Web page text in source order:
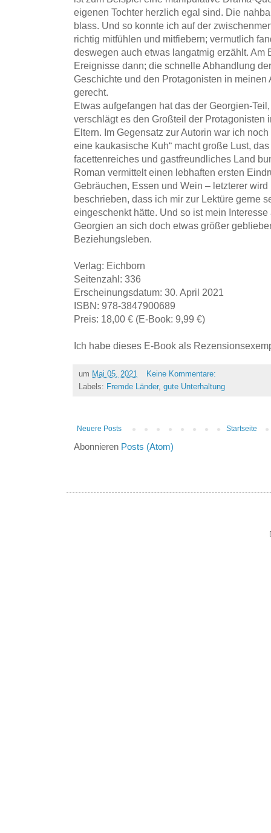
eigenen Tochter herzlich egal sind. Die
blass. Und so konnte ich auf der
richtig mitfühlen und mitfiebern; vermutlich
deswegen auch etwas langatmig erzählt. Am
Ereignisse dann; die schnelle Abhandlung
Geschichte und den Protagonisten in
gerecht.
Etwas aufgefangen hat das der Georgien-
verschlägt es den Großteil der Protagonisten
Eltern. Im Gegensatz zur Autorin war ich
eine kaukasische Kuh“ macht große Lust,
facettenreiches und gastfreundliches Land
Roman vermittelt einen lebhaften ersten
Gebräuchen, Essen und Wein – letzterer
beschrieben, dass ich mir zur Lektüre gerne
eingeschenkt hätte. Und so ist mein
Georgien an sich doch etwas größer
Beziehungsleben.
Verlag: Eichborn
Seitenzahl: 336
Erscheinungsdatum: 30. April 2021
ISBN: 978-3847900689
Preis: 18,00 € (E-Book: 9,99 €)
Ich habe dieses E-Book als
um Mai 05, 2021
Keine Kommentare:
Labels: Fremde Länder, gute Unterhaltung
Neuere Posts Startseite
Abonnieren Posts (Atom)